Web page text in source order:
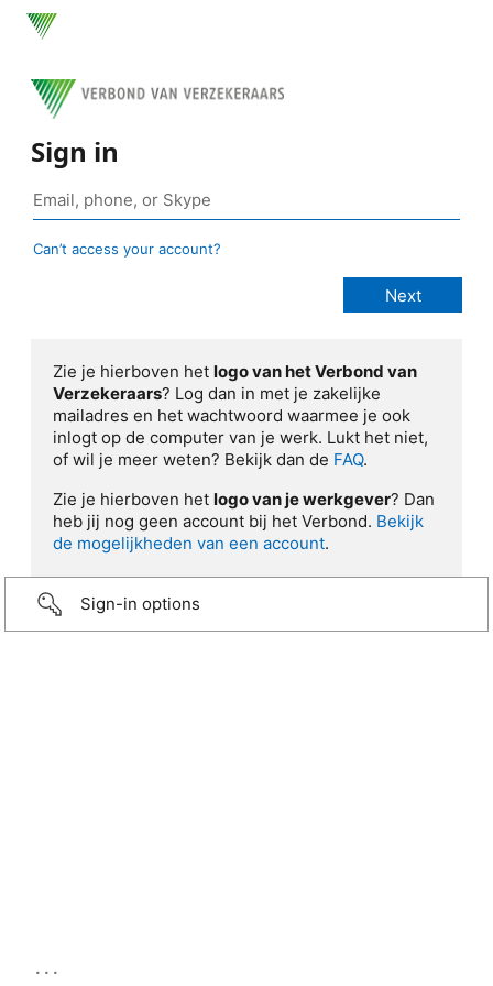
Sign in
Can’t access your account?
Zie je hierboven het logo van het Verbond van
Verzekeraars? Log dan in met je zakelijke
mailadres en het wachtwoord waarmee je ook
inlogt op de computer van je werk. Lukt het niet,
of wil je meer weten? Bekijk dan de FAQ.
Zie je hierboven het logo van je werkgever? Dan
heb jij nog geen account bij het Verbond. Bekijk
de mogelijkheden van een account.
Sign-in options
...